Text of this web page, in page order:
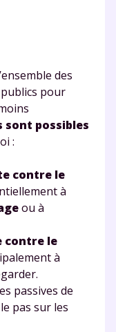
des
pour
possibles
:
contre le
à
ou à
contre le
à
passives de
pas sur les